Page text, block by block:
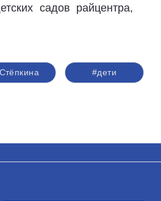
садов райцентра,
#дети